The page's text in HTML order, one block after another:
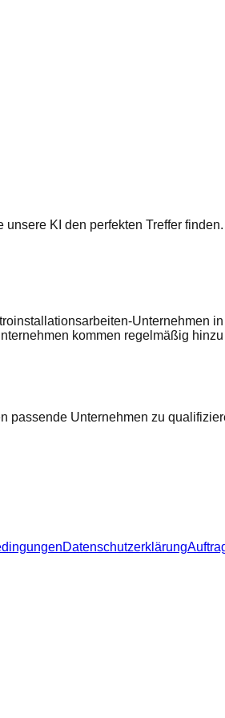
KI den perfekten Treffer
Unternehmen
kommen regelmäßig
Unternehmen zu
Datenschutzerklärung